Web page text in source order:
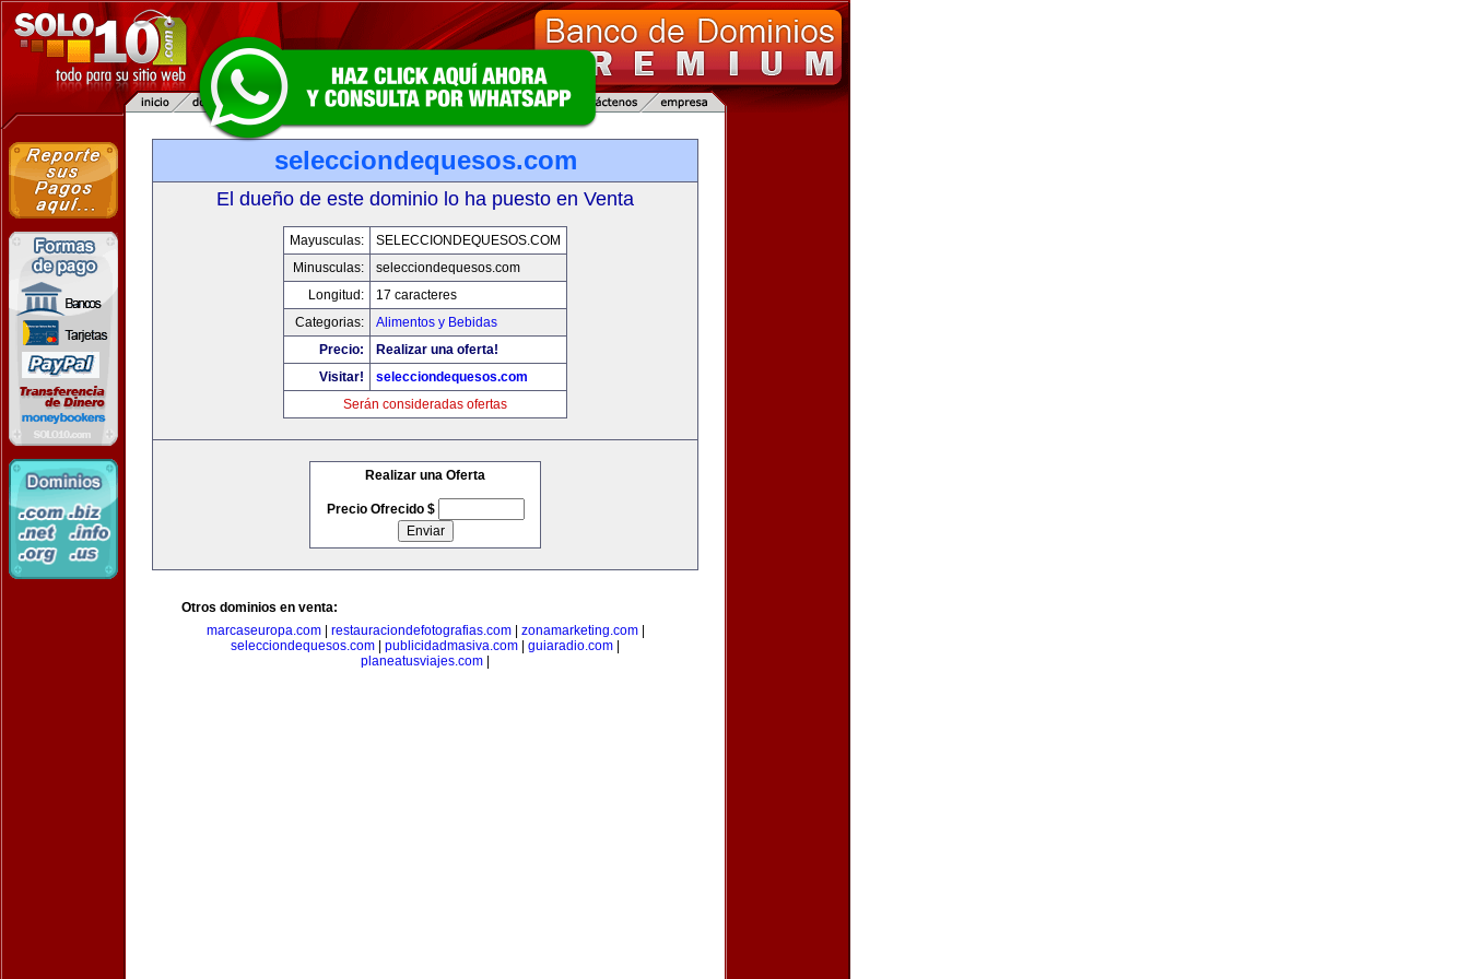
selecciondequesos.com
El dueño de este dominio lo ha puesto en Venta
Mayusculas:
SELECCIONDEQUESOS.COM
Minusculas:
selecciondequesos.com
Longitud:
17 caracteres
Categorias:
Alimentos y Bebidas
Precio:
Realizar una oferta!
Visitar!
selecciondequesos.com
Serán consideradas ofertas
Realizar una Oferta
Precio Ofrecido $
Otros dominios en venta:
marcaseuropa.com| restauraciondefotografias.com| zonamarketing.com|
selecciondequesos.com
publicidadmasiva.com guiaradio.com
planeatusviajes.com